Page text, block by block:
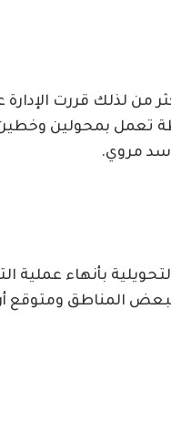
من لذلك قررت
تعمل بمحولين
سد مروي.
بأنهاء عملية
لبعض المناطق ومتوقع